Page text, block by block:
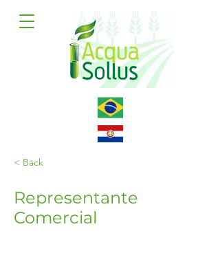
< Back
Representante
Comercial